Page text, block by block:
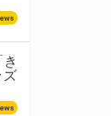
ズ